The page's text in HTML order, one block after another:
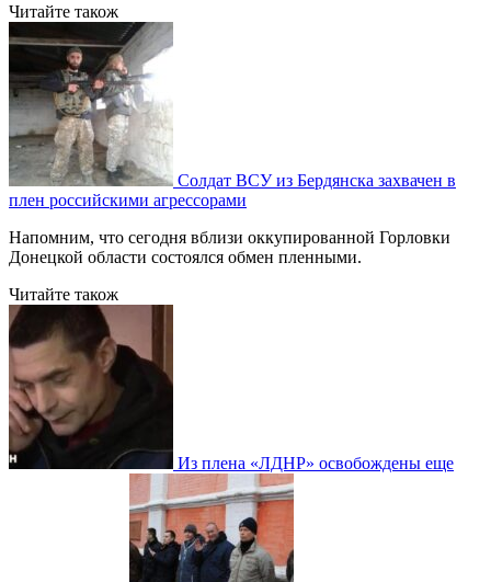
Читайте також
Солдат ВСУ из Бердянска захвачен в
плен российскими агрессорами
Напомним, что сегодня вблизи оккупированной Горловки
Донецкой области состоялся обмен пленными.
Читайте також
Из плена «ЛДНР» освобождены еще